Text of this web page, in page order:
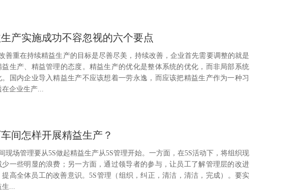
产实施成功不容忽视的六个要点
重在持续精益生产的目标是尽善尽美，持续改善，企业首先需要调整的就是
益生产、精益管理的态度。精益生产的优化是整体系统的优化，而非局部系统
。国内企业导入精益生产不应该想着一劳永逸，而应该把精益生产作为一种习
在企业生产...
间怎样开展精益生产？
现场管理要从5S做起精益生产从5S管理开始。一方面，在5S活动下，将组织现
少一些明显的浪费；另一方面，通过领导者的参与，让员工了解管理层的改进
提高全体员工的改善意识。5S管理（组织，纠正，清洁，清洁，完成）。要实
生...